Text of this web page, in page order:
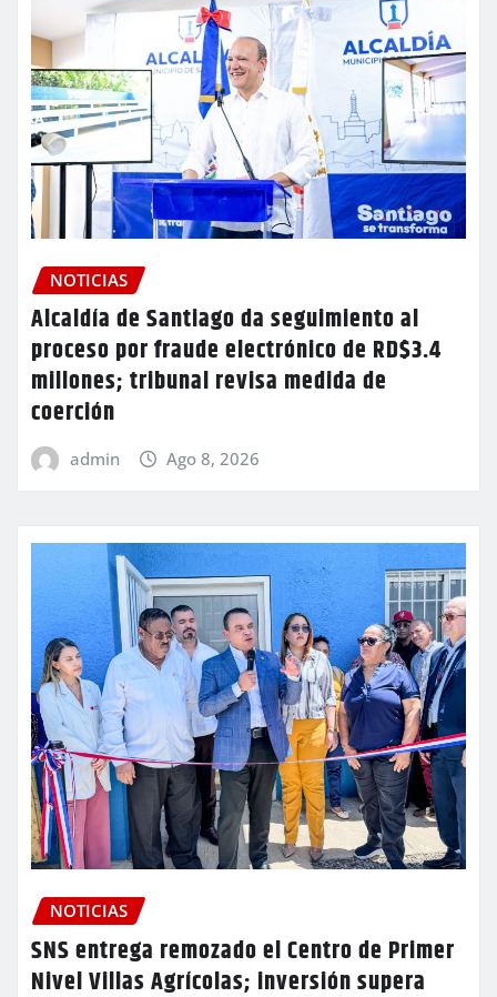
NOTICIAS
Alcaldía de Santiago da seguimiento al
proceso por fraude electrónico de RD$3.4
millones; tribunal revisa medida de
coerción
admin Ago 8, 2026
NOTICIAS
SNS entrega remozado el Centro de Primer
Nivel Villas Agrícolas; inversión supera